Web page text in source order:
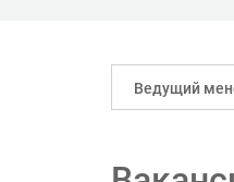
Ведущий